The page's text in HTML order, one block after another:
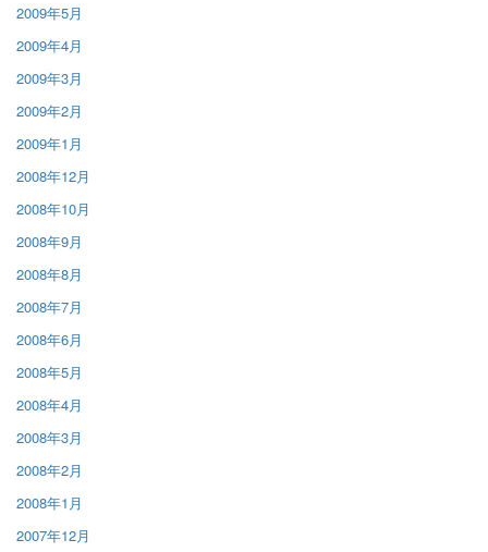
2009年5月
2009年4月
2009年3月
2009年2月
2009年1月
2008年12月
2008年10月
2008年9月
2008年8月
2008年7月
2008年6月
2008年5月
2008年4月
2008年3月
2008年2月
2008年1月
2007年12月